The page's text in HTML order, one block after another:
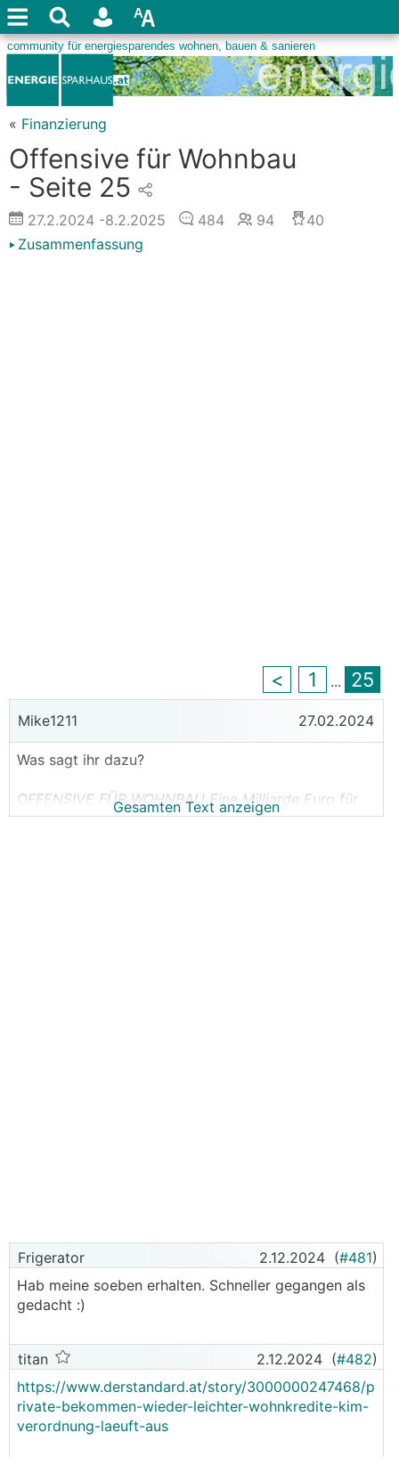
« Finanzierung
Offensive für Wohnbau
- Seite 25
27.2.2024 -8.2.2025 484 94
40
Zusammenfassung
< 1 ... 25
Mike1211 27.02.2024
Was sagt ihr dazu?
OFFENSIVE FÜR WOHNBAU Eine Milliarde Euro für
gemeinnützigen Wohnbau
Gesamten Text anzeigen
Frigerator 2.12.2024 (#481)
Hab meine soeben erhalten. Schneller gegangen als
gedacht :)
titan 2.12.2024 (#482)
https://www.derstandard.at/story/3000000247468/p
rivate-bekommen-wieder-leichter-wohnkredite-kim-
verordnung-laeuft-aus